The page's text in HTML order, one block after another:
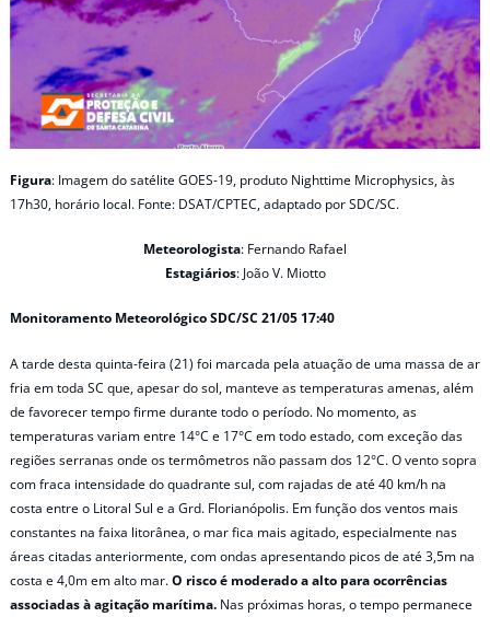
Figura: Imagem do satélite GOES-19, produto Nighttime Microphysics, às
17h30, horário local. Fonte: DSAT/CPTEC, adaptado por SDC/SC.
Meteorologista: Fernando Rafael
Estagiários: João V. Miotto
Monitoramento Meteorológico SDC/SC 21/05 17:40
A tarde desta quinta-feira (21) foi marcada pela atuação de uma massa de ar
fria em toda SC que, apesar do sol, manteve as temperaturas amenas, além
de favorecer tempo firme durante todo o período. No momento, as
temperaturas variam entre 14°C e 17°C em todo estado, com exceção das
regiões serranas onde os termômetros não passam dos 12°C. O vento sopra
com fraca intensidade do quadrante sul, com rajadas de até 40 km/h na
costa entre o Litoral Sul e a Grd. Florianópolis. Em função dos ventos mais
constantes na faixa litorânea, o mar fica mais agitado, especialmente nas
áreas citadas anteriormente, com ondas apresentando picos de até 3,5m na
costa e 4,0m em alto mar.O risco é moderado a alto para ocorrências
associadas à agitação marítima. Nas próximas horas, o tempo permanece